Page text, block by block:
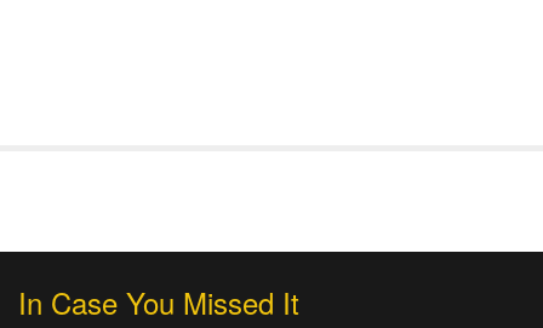
In Case You Missed It